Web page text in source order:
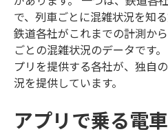
で、列車ごとに混雑状況を知
鉄道各社がこれまでの計測か
ごとの混雑状況のデータです
プリを提供する各社が、独自
況を提供しています。
アプリで乗る電